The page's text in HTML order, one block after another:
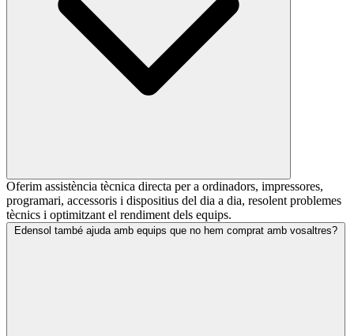
Oferim assistència tècnica directa per a ordinadors, impressores,
programari, accessoris i dispositius del dia a dia, resolent problemes
tècnics i optimitzant el rendiment dels equips.
Edensol també ajuda amb equips que no hem comprat amb vosaltres?